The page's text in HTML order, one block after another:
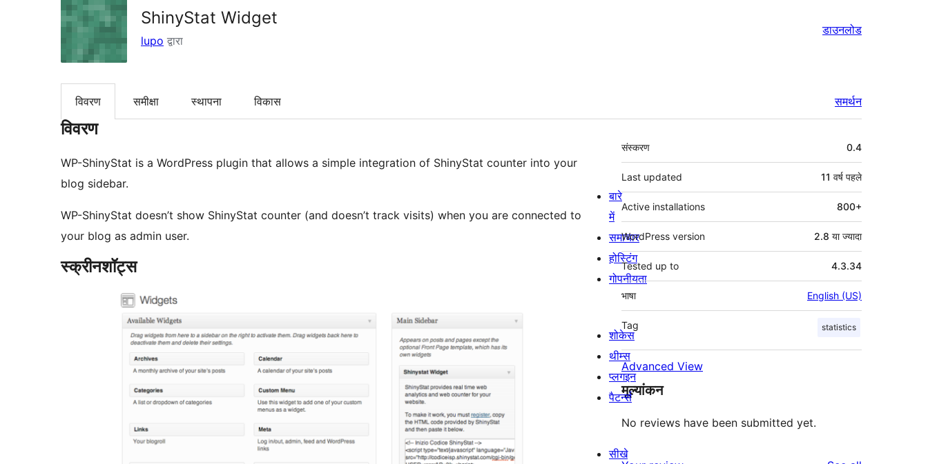
ShinyStat Widget
lupo द्वारा
डाउनलोड
विवरण समीक्षा स्थापना विकास समर्थन
विवरण
WP-ShinyStat is a WordPress plugin that allows a simple integration of ShinyStat counter into your
blog sidebar.
WP-ShinyStat doesn’t show ShinyStat counter (and doesn’t track visits) when you are connected to
your blog as admin user.
स्क्रीनशॉट्स
मेटा
संस्करण 0.4
Last updated 11 वर्ष पहले
Active installations 800+
WordPress version 2.8 या ज्यादा
Tested up to 4.3.34
भाषा English (US)
Tag statistics
Advanced View
मूल्यांकन
No reviews have been submitted yet.
बारे
में
समाचार
होस्टिंग
गोपनीयता
शोकेस
थीम्स
प्लगइन
पैटर्न्स
सीखे